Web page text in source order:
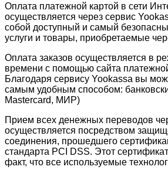
Оплата платежной картой в сети
осуществляется через сервис
собой доступный и самый
услуги и товары, приобретаемые
Оплата заказов осуществляется в
времени с помощью сайта
Благодаря сервису Yookassa вы
самым удобным способом:
Mastercard, МИР)
Прием всех денежных переводов
осуществляется посредством
соединения, прошедшего
стандарта PCI DSS. Этот
факт, что все используемые